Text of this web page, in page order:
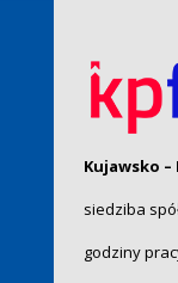
Kujawsko
siedziba
godziny